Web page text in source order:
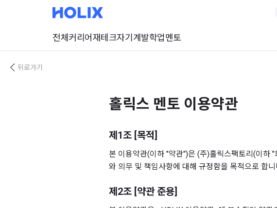
전체 커리어재테크자기계발학업멘토
뒤로가기
홀릭스 멘토 이용약관
제1조 [목적]
본 이용약관(이하 "약관")은 (주)홀릭스팩토리(이하
와 의무 및 책임사항에 대해 규정함을 목적으로 합니
제2조 [약관 준용]